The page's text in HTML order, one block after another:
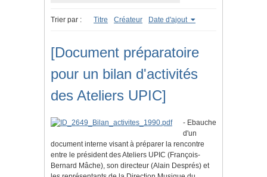
Trier par : Titre Créateur Date d'ajout
[Document préparatoire
pour un bilan d'activités
des Ateliers UPIC]
- Ebauche
d'un
document interne visant à préparer la rencontre
entre le président des Ateliers UPIC (François-
Bernard Mâche), son directeur (Alain Després) et